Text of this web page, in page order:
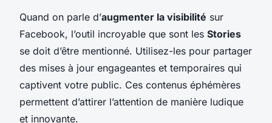
Quand on parle d’augmenter la visibilité sur
Facebook, l’outil incroyable que sont les Stories
se doit d’être mentionné. Utilisez-les pour partager
des mises à jour engageantes et temporaires qui
captivent votre public. Ces contenus éphémères
permettent d’attirer l’attention de manière ludique
et innovante.